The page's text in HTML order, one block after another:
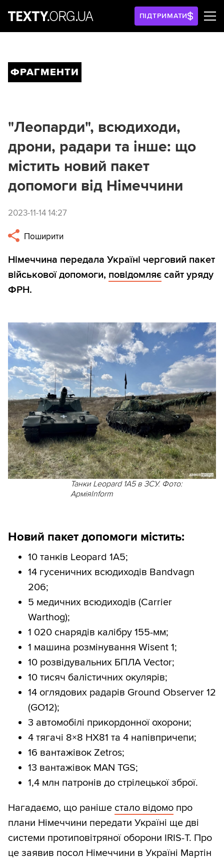
ПІДТРИМАТИ
ФРАГМЕНТИ
"Леопарди", всюдиходи,
дрони, радари та інше: що
містить новий пакет
допомоги від Німеччини
2023-11-14 14:27
Поширити
Німеччина передала Україні черговий пакет
військової допомоги, повідомляє сайт уряду
ФРН.
Танки Leopard 1A5 в ЗСУ. Фото:
АрміяInform
Новий пакет допомоги містить:
10 танків Leopard 1A5;
14 гусеничних всюдиходів Bandvagn
206;
5 медичних всюдиходів (Carrier
Warthog);
1 020 снарядів калібру 155-мм;
1 машина розмінування Wisent 1;
10 розвідувальних БПЛА Vector;
10 тисяч балістичних окулярів;
14 оглядових радарів Ground Observer 12
(GO12);
3 автомобілі прикордонної охорони;
4 тягачі 8×8 HX81 та 4 напівпричепи;
16 вантажівок Zetros;
13 вантажівок MAN TGS;
1,4 млн патронів до стрілецької зброї.
Нагадаємо, що раніше стало відомо про
плани Німеччини передати Україні ще дві
системи протиповітряної оборони IRIS-T. Про
це заявив посол Німеччини в Україні Мартін